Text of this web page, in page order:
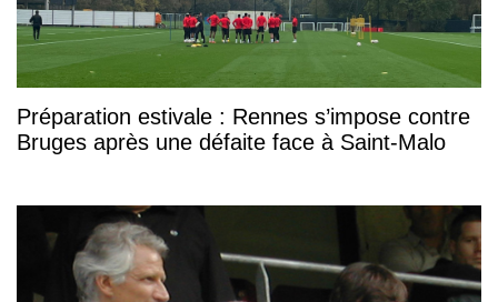
Préparation estivale : Rennes s’impose contre
Bruges après une défaite face à Saint-Malo